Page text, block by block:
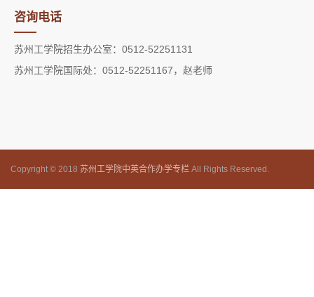
咨询电话
苏州工学院招生办公室：0512-52251131
苏州工学院国际处：0512-52251167，赵老师
Copyright © 2018 苏州工学院中英合作办学专栏 All Rights Reserved.